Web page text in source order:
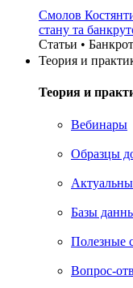
Смолов
стану та
Статьи •
Теория и
Теория и
Вебинары
Образцы
Базы
Полезные
Вопрос-